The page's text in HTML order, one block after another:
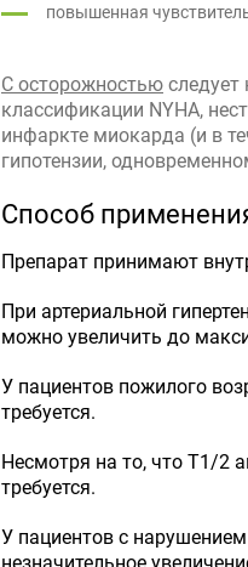
повышенная
С осторожностью следует
классификации NYHA,
инфаркте миокарда (и в
гипотензии,
Способ
Препарат принимают
При артериальной
можно увеличить до
У пациентов пожилого
требуется.
Несмотря на то, что Т1/2
требуется.
У пациентов с